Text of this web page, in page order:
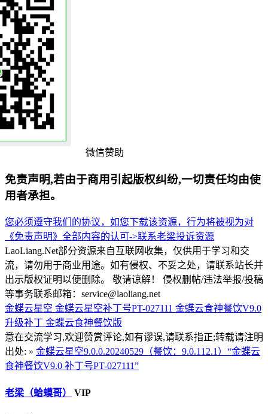
微信赞助
免责声明,若由于商用引起版权纠纷,一切责任均由使
用者承担。
您必须遵守我们的协议，如您下载该资源，行为将被视为对
《免责声明》全部内容的认可->联系老梁投诉资源
LaoLiang.Net部分资源来自互联网收集，仅供用于学习和交
流，请勿用于商业用途。如有侵权、不妥之处，请联系站长并
出示版权证明以便删除。 敬请谅解！ 侵权删帖/违法举报/投稿
等事务联系邮箱：service@laoliang.net
金蝶云星空 金蝶云星空补丁号PT-027111 金蝶云食神餐饮V9.0
升级补丁 金蝶云食神餐饮版
意在交流学习,欢迎赞赏评论,如有谬误,请联系指正;转载请注明
出处: » 金蝶云星空9.0.0.20240529（餐饮：9.0.112.1）“金蝶云
食神餐饮V9.0 补丁号PT-027111”
老梁（蛤蟆哥） VIP